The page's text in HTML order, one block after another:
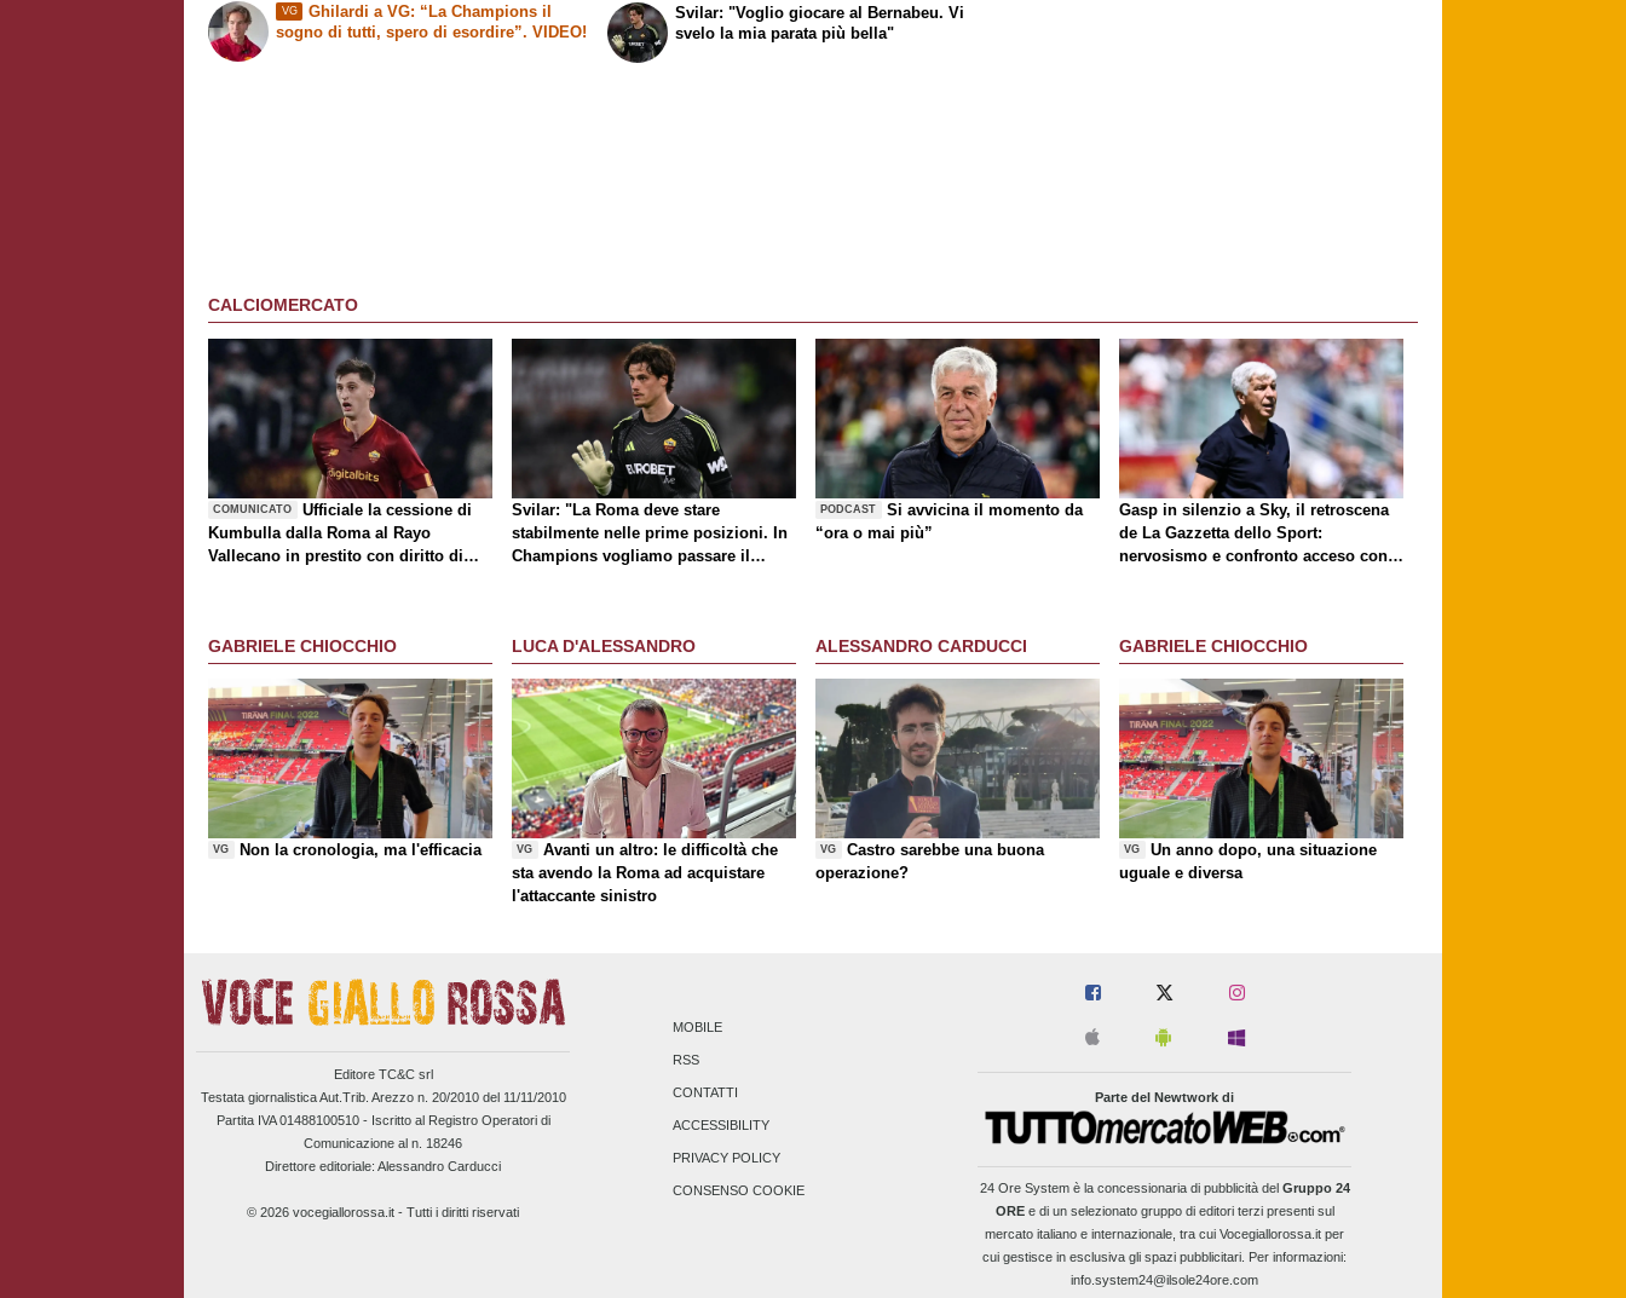
VG
Ghilardi a VG: “La Champions il
sogno di tutti, spero di esordire”. VIDEO!
Svilar: "Voglio giocare al Bernabeu. Vi
svelo la mia parata più bella"
CALCIOMERCATO
COMUNICATO
Ufficiale la cessione di
Kumbulla dalla Roma al Rayo
Vallecano in prestito con diritto di
Svilar: "La Roma deve stare
stabilmente nelle prime posizioni. In
Champions vogliamo passare il
PODCAST
Si avvicina il momento da
“ora o mai più”
Gasp in silenzio a Sky, il retroscena
de La Gazzetta dello Sport:
nervosismo e confronto acceso con
GABRIELE CHIOCCHIO
VG Non la cronologia, ma l'efficacia
LUCA D'ALESSANDRO
VG
Avanti un altro: le difficoltà che
sta avendo la Roma ad acquistare
l'attaccante sinistro
ALESSANDRO CARDUCCI
VG
Castro sarebbe una buona
operazione?
GABRIELE CHIOCCHIO
VG
Un anno dopo, una situazione
uguale e diversa
Editore TC&C srl
Testata giornalistica Aut.Trib. Arezzo n. 20/2010 del 11/11/2010
Partita IVA 01488100510 - Iscritto al Registro Operatori di
Comunicazione al n. 18246
Direttore editoriale: Alessandro Carducci
© 2026 vocegiallorossa.it - Tutti i diritti riservati
MOBILE
RSS
CONTATTI
ACCESSIBILITY
PRIVACY POLICY
CONSENSO COOKIE
Parte del Newtwork di
24 Ore Systemè la concessionaria di pubblicità del Gruppo 24
OREe di un selezionato gruppo di editori terzi presenti sul
mercato italiano e internazionale, tra cui Vocegiallorossa.it per
cui gestisce in esclusiva gli spazi pubblicitari. Per informazioni:
info.system24@ilsole24ore.com